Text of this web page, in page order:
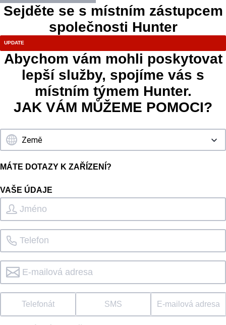
Sejděte se s místním zástupcem
společnosti Hunter
Abychom vám mohli poskytovat
lepší služby, spojíme vás s
místním týmem Hunter.
JAK VÁM MŮŽEME POMOCI?
MÁTE DOTAZY K ZAŘÍZENÍ?
VAŠE ÚDAJE
Telefonát SMS E-mailová adresa